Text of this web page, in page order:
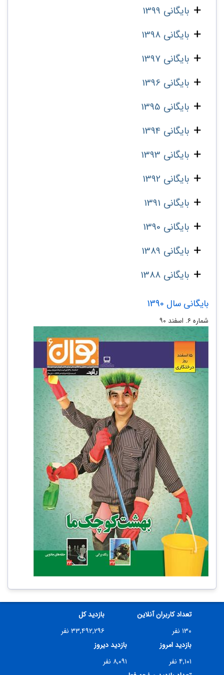
بایگانی 1399
بایگانی 1398
بایگانی 1397
بایگانی 1396
بایگانی 1395
بایگانی 1394
بایگانی 1393
بایگانی 1392
بایگانی 1391
بایگانی 1390
بایگانی 1389
بایگانی 1388
بایگانی سال 1390
شماره‌ ۶. اسفند ۹۰
تعداد کاربران آنلاین
۱۳۰ نفر
بازدید کل
۳۳,۴۹۲,۲۹۶ نفر
بازدید امروز
۴,۱۰۱ نفر
بازدید دیروز
۸,۰۹۱ نفر